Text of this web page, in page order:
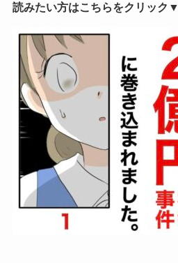
読みたい方はこちらをクリック▼